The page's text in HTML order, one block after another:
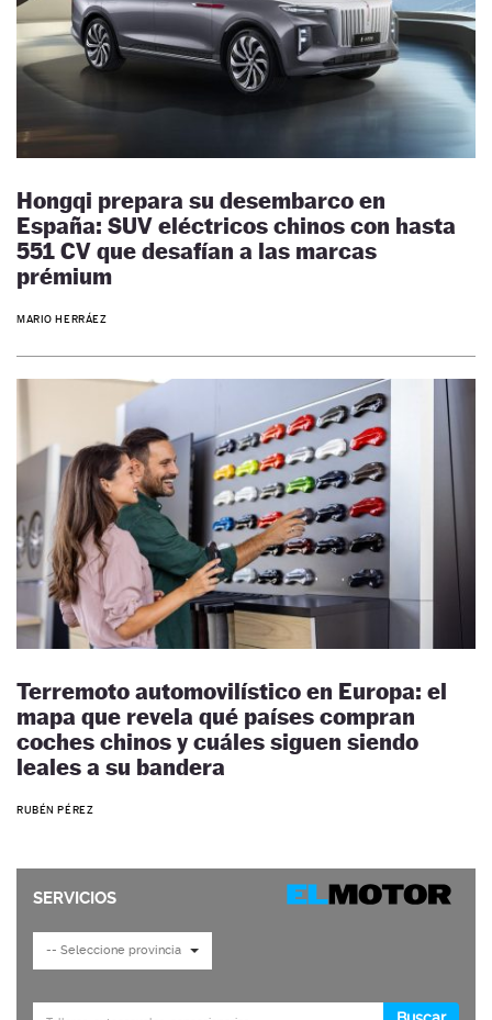
Hongqi prepara su desembarco en
España: SUV eléctricos chinos con hasta
551 CV que desafían a las marcas
prémium
MARIO HERRÁEZ
Terremoto automovilístico en Europa: el
mapa que revela qué países compran
coches chinos y cuáles siguen siendo
leales a su bandera
RUBÉN PÉREZ